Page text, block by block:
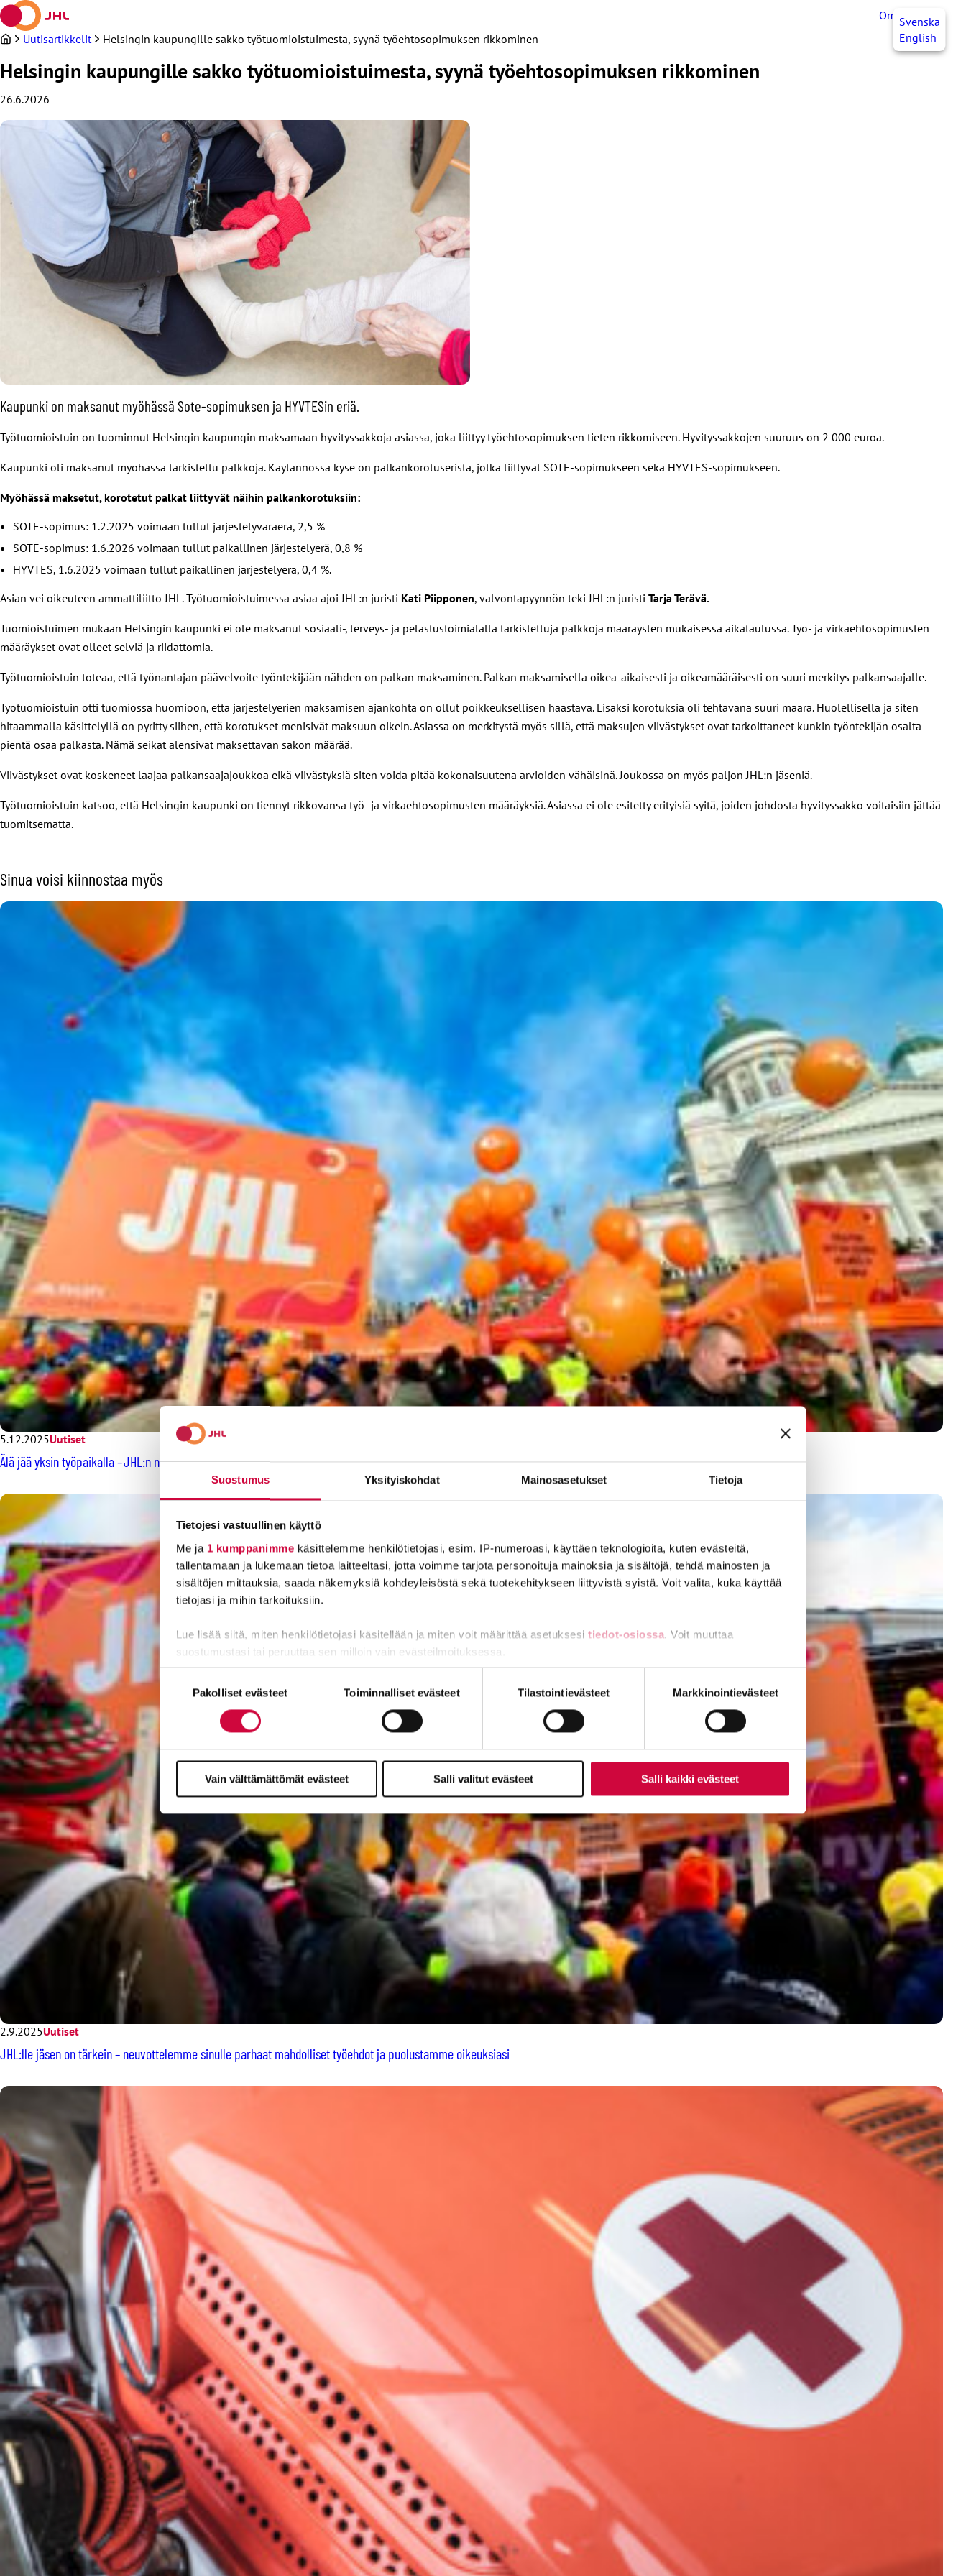
Suostumus Yksityiskohdat Mainosasetukset Tietoja
Tietojesi vastuullinen käyttö
Me ja 1 kumppanimme käsittelemme henkilötietojasi, esim. IP-numeroasi, käyttäen teknologioita, kuten evästeitä,
tallentamaan ja lukemaan tietoa laitteeltasi, jotta voimme tarjota personoituja mainoksia ja sisältöjä, tehdä mainosten ja
sisältöjen mittauksia, saada näkemyksiä kohdeyleisöstä sekä tuotekehitykseen liittyvistä syistä. Voit valita, kuka käyttää
tietojasi ja mihin tarkoituksiin.
Lue lisää siitä, miten henkilötietojasi käsitellään ja miten voit määrittää asetuksesi tiedot-osiossa. Voit muuttaa
suostumustasi tai peruuttaa sen milloin vain evästeilmoituksessa.
Evästeistä osa on välttämättömiä, osa sivuston toimintaa parantavia, ja osaa käytetään tilastointi- tai
Pakolliset evästeet Toiminnalliset evästeet Tilastointievästeet Markkinointievästeet
Vain välttämättömät evästeet Salli valitut evästeet Salli kaikki evästeet
Siirry
sisältöön
OmaJHLSvenska
English
Uutisartikkelit Helsingin kaupungille sakko työtuomioistuimesta, syynä työehtosopimuksen rikkominen
Helsingin kaupungille sakko työtuomioistuimesta, syynä työehtosopimuksen rikkominen
26.6.2026
Kaupunki on maksanut myöhässä Sote-sopimuksen ja HYVTESin eriä.
Työtuomioistuin on tuominnut Helsingin kaupungin maksamaan hyvityssakkoja asiassa, joka liittyy työehtosopimuksen tieten rikkomiseen. Hyvityssakkojen suuruus on 2 000 euroa.
Kaupunki oli maksanut myöhässä tarkistettu palkkoja. Käytännössä kyse on palkankorotuseristä, jotka liittyvät SOTE-sopimukseen sekä HYVTES-sopimukseen.
Myöhässä maksetut, korotetut palkat liittyvät näihin palkankorotuksiin:
SOTE-sopimus: 1.2.2025 voimaan tullut järjestelyvaraerä, 2,5 %
SOTE-sopimus: 1.6.2026 voimaan tullut paikallinen järjestelyerä, 0,8 %
HYVTES, 1.6.2025 voimaan tullut paikallinen järjestelyerä, 0,4 %.
Asian vei oikeuteen ammattiliitto JHL. Työtuomioistuimessa asiaa ajoi JHL:n juristi Kati Piipponen, valvontapyynnön teki JHL:n juristi Tarja Terävä.
Tuomioistuimen mukaan Helsingin kaupunki ei ole maksanut sosiaali-, terveys- ja pelastustoimialalla tarkistettuja palkkoja määräysten mukaisessa aikataulussa. Työ- ja virkaehtosopimusten
määräykset ovat olleet selviä ja riidattomia.
Työtuomioistuin toteaa, että työnantajan päävelvoite työntekijään nähden on palkan maksaminen. Palkan maksamisella oikea-aikaisesti ja oikeamääräisesti on suuri merkitys palkansaajalle.
Työtuomioistuin otti tuomiossa huomioon, että järjestelyerien maksamisen ajankohta on ollut poikkeuksellisen haastava. Lisäksi korotuksia oli tehtävänä suuri määrä. Huolellisella ja siten
hitaammalla käsittelyllä on pyritty siihen, että korotukset menisivät maksuun oikein. Asiassa on merkitystä myös sillä, että maksujen viivästykset ovat tarkoittaneet kunkin työntekijän osalta
pientä osaa palkasta. Nämä seikat alensivat maksettavan sakon määrää.
Viivästykset ovat koskeneet laajaa palkansaajajoukkoa eikä viivästyksiä siten voida pitää kokonaisuutena arvioiden vähäisinä. Joukossa on myös paljon JHL:n jäseniä.
Työtuomioistuin katsoo, että Helsingin kaupunki on tiennyt rikkovansa työ- ja virkaehtosopimusten määräyksiä. Asiassa ei ole esitetty erityisiä syitä, joiden johdosta hyvityssakko voitaisiin jättää
tuomitsematta.
Sinua voisi kiinnostaa myös
5.12.2025Uutiset
Älä jää yksin työpaikalla – JHL:n neuvotteluvoima on sinun kilpesi
2.9.2025Uutiset
JHL:lle jäsen on tärkein – neuvottelemme sinulle parhaat mahdolliset työehdot ja puolustamme oikeuksiasi